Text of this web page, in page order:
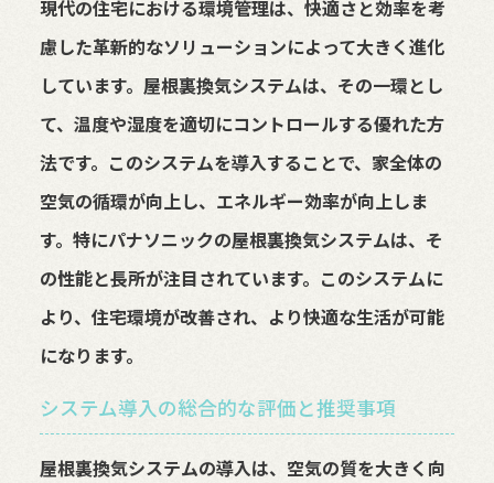
現代の住宅における環境管理は、快適さと効率を考
慮した革新的なソリューションによって大きく進化
しています。屋根裏換気システムは、その一環とし
て、温度や湿度を適切にコントロールする優れた方
法です。このシステムを導入することで、家全体の
空気の循環が向上し、エネルギー効率が向上しま
す。特にパナソニックの屋根裏換気システムは、そ
の性能と長所が注目されています。このシステムに
より、住宅環境が改善され、より快適な生活が可能
になります。
システム導入の総合的な評価と推奨事項
屋根裏換気システムの導入は、空気の質を大きく向